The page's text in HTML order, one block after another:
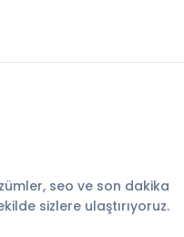
seo ve son dakika
sizlere ulaştırıyoruz.